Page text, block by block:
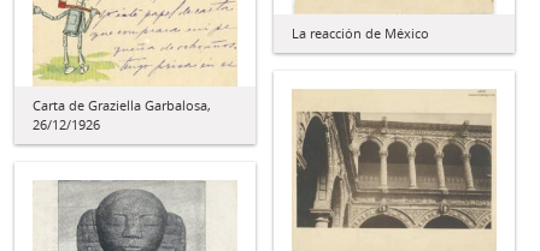
La reacción de México
Carta de Graziella Garbalosa,
26/12/1926